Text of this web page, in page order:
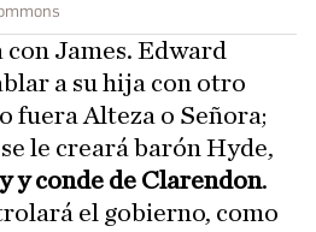
con James. Edward
a su hija con otro
fuera Alteza o Señora;
le creará barón Hyde,
y conde de Clarendon.
el gobierno, como